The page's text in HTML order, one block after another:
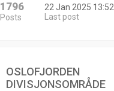
1796
Posts
22 Jan 2025 13:52
Last post
OSLOFJORDEN
DIVISJONSOMRÅDE